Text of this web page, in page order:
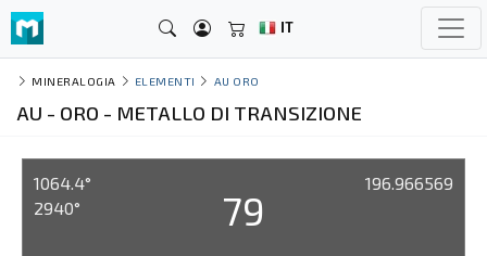
IT
MINERALOGIA ELEMENTI AU ORO
AU - ORO - METALLO DI TRANSIZIONE
1064.4°
2940°
196.966569
79